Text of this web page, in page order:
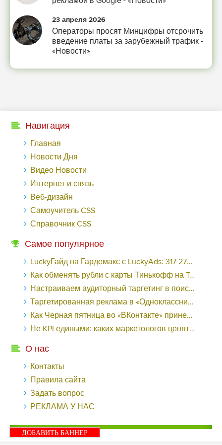
-- Люблю давать советы и очень не люблю, когда их дают мне.
23 апреля 2026
Операторы просят Минцифры отсрочить
введение платы за зарубежный трафик -
«Новости»
Навигация
Главная
Новости Дня
Видео Новости
Интернет и связь
Веб-дизайн
Самоучитель CSS
Справочник CSS
Самое популярное
LuckyГайд на Гардемакс с LuckyAds: 317 279 рублей за 10 дней - «Надо знать»
Как обменять рубли с карты Тинькофф на Tether ERC20 (USDT)?
Настраиваем аудиторный таргетинг в поисковой кампании Google Ads - «Заработок»
Таргетированная реклама в «Одноклассниках»: как ее настроить и нужно ли - «Заработок»
Как Черная пятница во «ВКонтакте» принесла магазину подарков 221 продажу по цене 38 рублей - «Заработок»
Не KPI едиными: каких маркетологов ценят - «Заработок»
О нас
Контакты
Правила сайта
Задать вопрос
РЕКЛАМА У НАС
ДОБАВИТЬ БАННЕР